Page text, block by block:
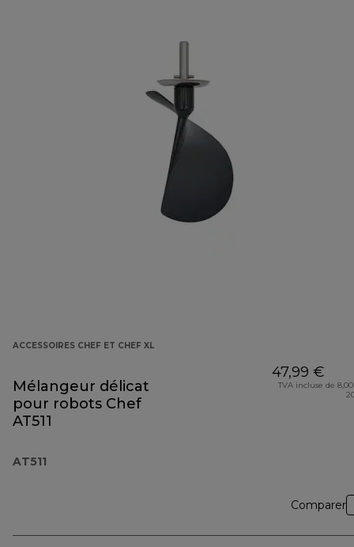
ACCESSOIRES CHEF ET CHEF XL
Mélangeur délicat
pour robots Chef
AT511
AT511
47,99 €
TVA incluse de
Comparer